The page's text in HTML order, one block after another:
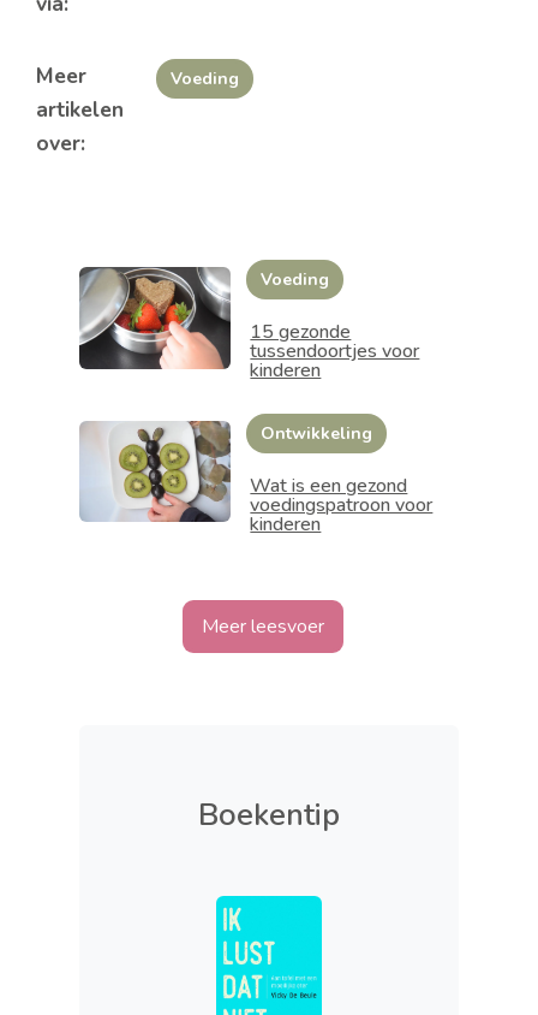
Meer
artikelen
over:
Voeding
Voeding
15 gezonde
tussendoortjes voor
kinderen
Ontwikkeling
Wat is een gezond
voedingspatroon voor
kinderen
Meer leesvoer
Boekentip